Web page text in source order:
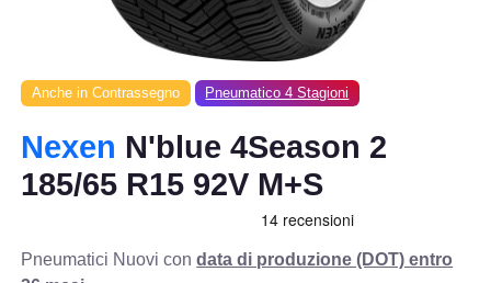
Anche in Contrassegno Pneumatico 4 Stagioni
Nexen N'blue 4Season 2
185/65 R15 92V M+S
Pneumatici Nuovi condata di produzione (DOT) entro